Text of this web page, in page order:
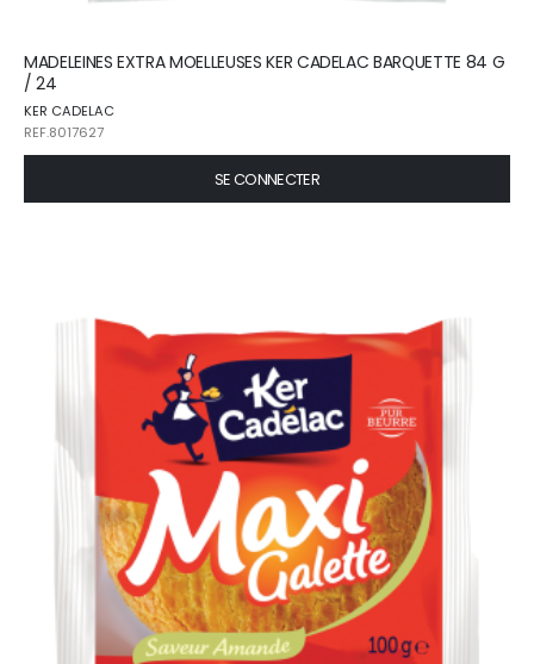
MADELEINES EXTRA MOELLEUSES KER CADELAC BARQUETTE 84 G
/ 24
KER CADELAC
REF.8017627
SE CONNECTER